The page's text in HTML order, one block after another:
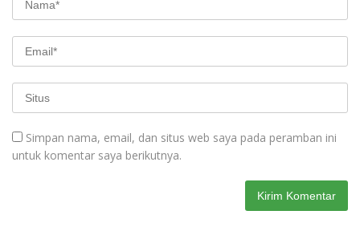
Simpan nama, email, dan situs web saya pada peramban ini
untuk komentar saya berikutnya.